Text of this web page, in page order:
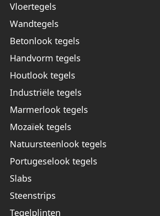
Vloertegels
Wandtegels
Betonlook tegels
Handvorm tegels
Houtlook tegels
Industriële tegels
Marmerlook tegels
Mozaïek tegels
Natuursteenlook tegels
Portugeselook tegels
Slabs
Steenstrips
Tegelplinten